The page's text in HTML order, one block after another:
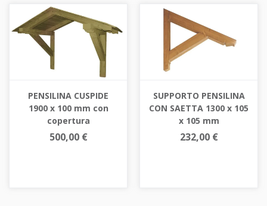
PENSILINA CUSPIDE
1900 x 100 mm con
copertura
500,00 €
SUPPORTO PENSILINA
CON SAETTA 1300 x 105
x 105 mm
232,00 €